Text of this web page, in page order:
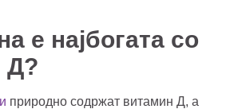
е најбогата со
Д?
природно содржат витамин Д, а